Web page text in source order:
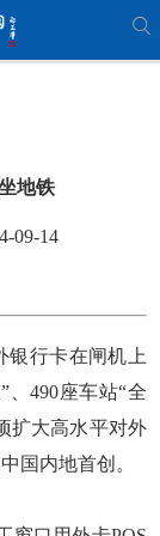
地铁
09-14
行卡在闸机上
、490座车站“全
扩大高水平对外
国内地首创。